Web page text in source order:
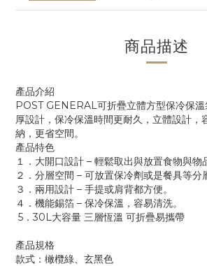
商品描述
產品介紹
POST GENERAL可折疊立體方型保冷保
厚設計，保冷保溫時間更耐久，立體設計，
納，更省空間。
產品特色
１．大開口設計 – 輕鬆取出與放置食物與物
２．分層空間 – 可放置保冷劑或是餐具等分
３．兩用設計 – 手提或肩背都方便。
４．機能錫箔 – 保冷保溫，容易清洗。
5．30L大容量 三層恆溫 可折疊易攜帶
產品規格
款式：橄欖綠、玄黑色